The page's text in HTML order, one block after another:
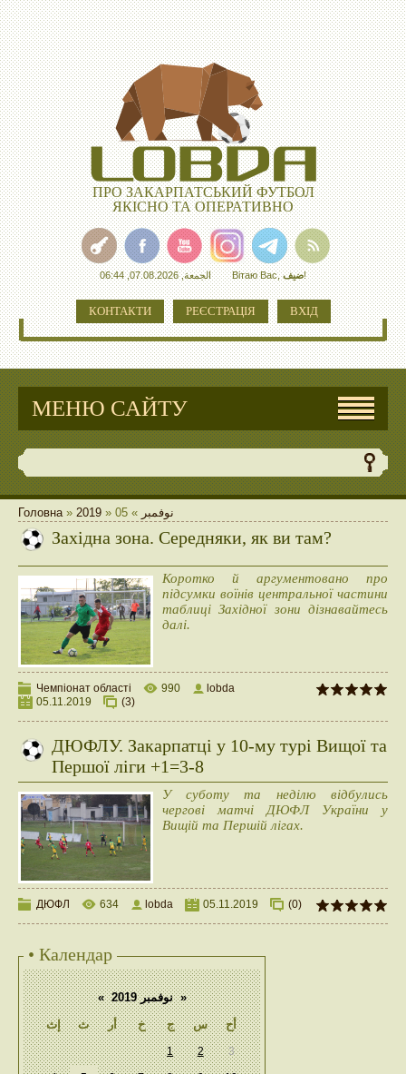
ПРО ЗАКАРПАТСЬКИЙ ФУТБОЛ
ЯКІСНО ТА ОПЕРАТИВНО
الجمعة, 07.08.2026, 06:44 Вітаю Вас,ضيف!
КОНТАКТИ РЕЄСТРАЦІЯ ВХІД
МЕНЮ САЙТУ
Головна» 2019 » نوفمبر »
05
Західна зона. Середняки, як ви там?
Коротко й аргументовано про
підсумки воїнів центральної частини
таблиці Західної зони дізнавайтесь
далі.
Чемпіонат області 990
lobda
05.11.2019
(3)
ДЮФЛУ. Закарпатці у 10-му турі Вищої та
Першої ліги +1=3-8
У суботу та неділю відбулись
чергові матчі ДЮФЛ України у
Вищій та Першій лігах.
ДЮФЛ 634 lobda 05.11.2019 (0)
• Календар
« نوفمبر 2019 »
إث
ث أر خ ج س أح
1 2 3